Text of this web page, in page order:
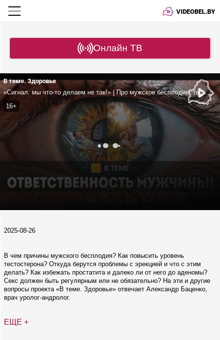
VIDEOBEL.BY
Онлайн ТВ
В теме. Здоровье
«Сигнал: мы что-то делаем не так!» | Про мужское бесплодие, тестостерон и секс-проблемы | Врач
16+
2025-08-26
В чем причины мужского бесплодия? Как повысить уровень
тестостерона? Откуда берутся проблемы с эрекцией и что с этим
делать? Как избежать простатита и далеко ли от него до аденомы?
Секс должен быть регулярным или не обязательно? На эти и другие
вопросы проекта «В теме. Здоровье» отвечает Александр Баценко,
врач уролог-андролог.
ЕЩЕ +